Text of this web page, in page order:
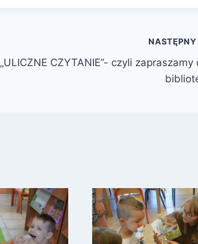
NASTĘPNY
„ULICZNE CZYTANIE”- czyli zapraszamy